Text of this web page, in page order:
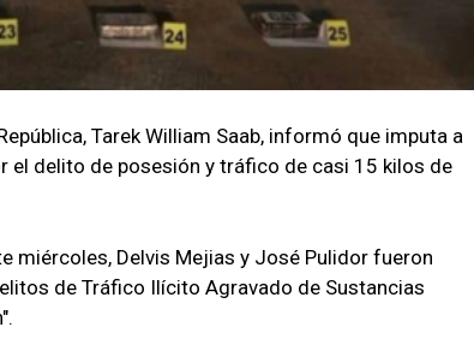
Tarek William Saab, informó que imputa a
el delito de posesión y tráfico de casi 15 kilos de
miércoles, Delvis Mejias y José Pulidor fueron
de Tráfico Ilícito Agravado de Sustancias